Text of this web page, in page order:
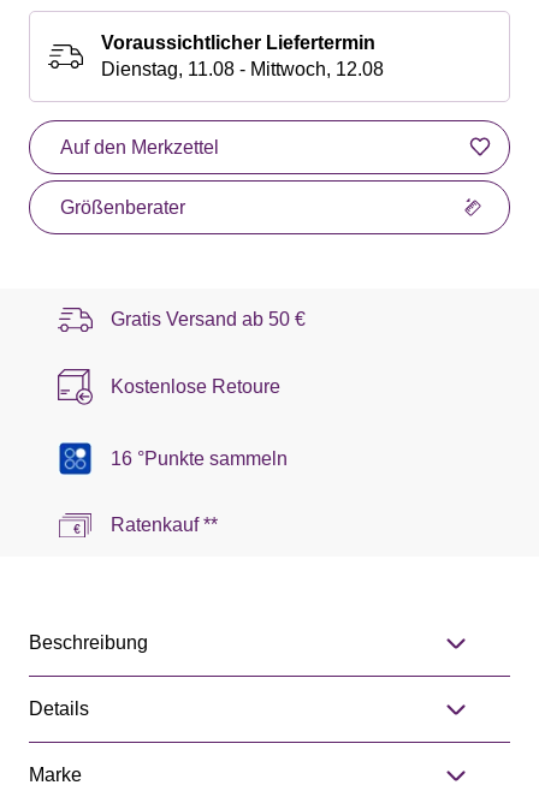
Voraussichtlicher Liefertermin
Dienstag, 11.08 - Mittwoch, 12.08
Auf den Merkzettel
Größenberater
Gratis Versand ab 50 €
Kostenlose Retoure
16 °Punkte sammeln
Ratenkauf **
Beschreibung
Details
Marke